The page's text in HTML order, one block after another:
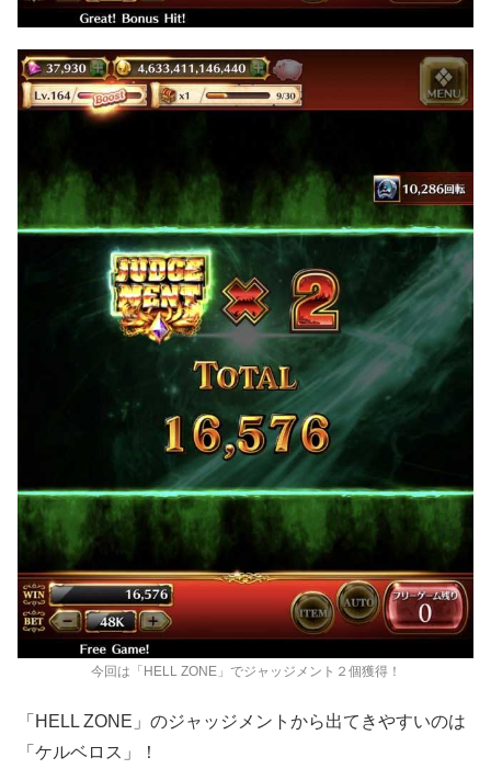
今回は「HELL ZONE」でジャッジメント２個獲得！
「HELL ZONE」のジャッジメントから出てきやすいのは
「ケルベロス」！